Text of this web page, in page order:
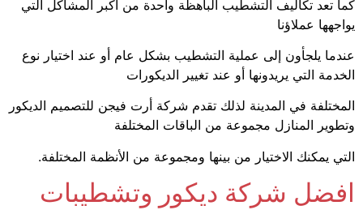
كما تعد تكاليف التشطيب الباهظة واحدة من أكبر المشاكل التي
يواجهها عملاؤنا
عندما يلجأون إلى عملية التشطيب بشكل عام أو عند اختيار نوع
الخدمة التي يريدونها أو عند تغيير الديكورات
المختلفة في المدينة لذلك تقدم شركة أرت فيجن للتصميم الديكور
وتطوير المنازل مجموعة من الباقات المختلفة
التي يمكنك الاختيار من بينها ومجموعة من الأنظمة المختلفة.
افضل شركة ديكور وتشطيبات